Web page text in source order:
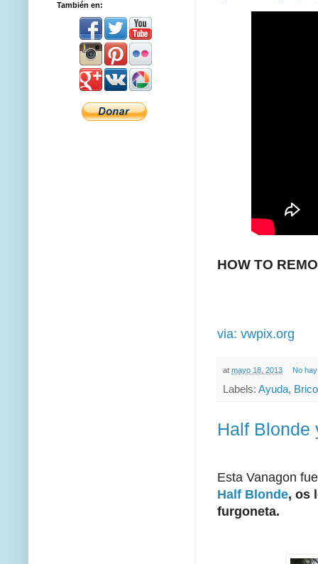
HOW TO
via: vwpix.org
at mayo 18, 2013 No
Labels: Ayuda,
Half Blonde
Esta Vanagon
Half Blonde, os
furgoneta.
También en: